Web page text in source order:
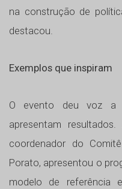
na construção de
destacou.
Exemplos que inspiram
O evento deu voz a
apresentam
coordenador do
Porato, apresentou o
modelo de referência